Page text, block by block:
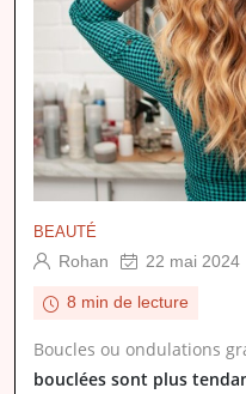
BEAUTÉ
Rohan 22 mai 2024
8 min de lecture
Boucles ou ondulations
bouclées sont plus